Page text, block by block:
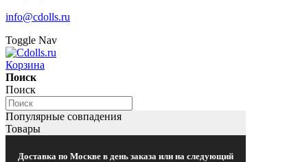
info@cdolls.ru
Toggle Nav
Корзина
Поиск
Поиск
Популярные совпадения
Товары
Доставка по Москве в день заказа или на следующий